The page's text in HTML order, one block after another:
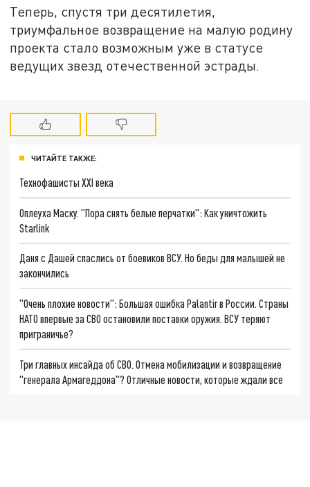
Теперь, спустя три десятилетия,
триумфальное возвращение на малую родину
проекта стало возможным уже в статусе
ведущих звезд отечественной эстрады.
ЧИТАЙТЕ ТАКЖЕ:
Технофашисты XXI века
Оплеуха Маску. "Пора снять белые перчатки": Как уничтожить
Starlink
Даня с Дашей спаслись от боевиков ВСУ. Но беды для малышей не
закончились
"Очень плохие новости": Большая ошибка Palantir в России. Страны
НАТО впервые за СВО остановили поставки оружия. ВСУ теряют
приграничье?
Три главных инсайда об СВО. Отмена мобилизации и возвращение
"генерала Армагеддона"? Отличные новости, которые ждали все